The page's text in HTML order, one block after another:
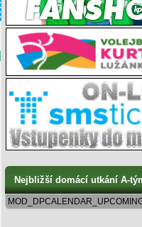
Nejbližší domácí utkání A-